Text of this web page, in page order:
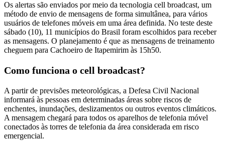
Os alertas são enviados por meio da tecnologia cell broadcast, um
método de envio de mensagens de forma simultânea, para vários
usuários de telefones móveis em uma área definida. No teste deste
sábado (10), 11 municípios do Brasil foram escolhidos para receber
as mensagens. O planejamento é que as mensagens de treinamento
cheguem para Cachoeiro de Itapemirim às 15h50.
Como funciona o cell broadcast?
A partir de previsões meteorológicas, a Defesa Civil Nacional
informará às pessoas em determinadas áreas sobre riscos de
enchentes, inundações, deslizamentos ou outros eventos climáticos.
A mensagem chegará para todos os aparelhos de telefonia móvel
conectados às torres de telefonia da área considerada em risco
emergencial.